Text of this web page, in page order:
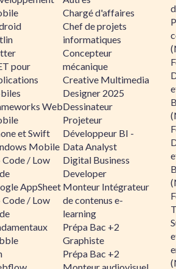
pour
Web
et Swift
Mobile
/ Low
AppSheet
/ Low
Chargé d'affaires
Chef de projets
informatiques
Concepteur
mécanique
Creative Multimedia
Designer 2025
Dessinateur
Projeteur
Développeur BI -
Data Analyst
Digital Business
Developer
Monteur Intégrateur
de contenus e-
learning
Prépa Bac +2
Graphiste
Prépa Bac +2